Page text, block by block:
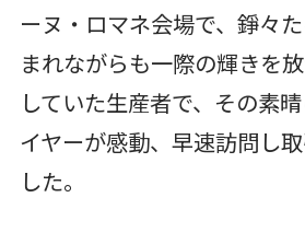
ーヌ・ロマネ会場で、錚々
まれながらも一際の輝きを
していた生産者で、その素
イヤーが感動、早速訪問し
した。